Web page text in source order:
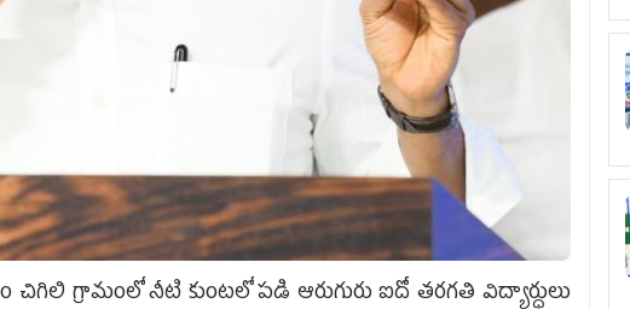
చిగిలి గ్రామంలో నీటి కుంటలో పడి ఆరుగురు ఐదో తరగతి విద్యార్ధులు